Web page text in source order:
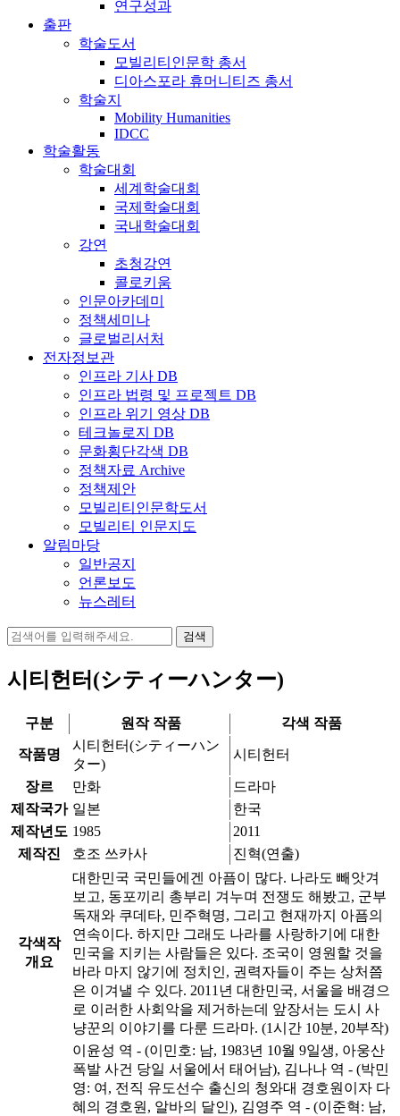
연구성과
출판
학술도서
모빌리티인문학 총서
디아스포라 휴머니티즈 총서
학술지
Mobility Humanities
IDCC
학술활동
학술대회
세계학술대회
국제학술대회
국내학술대회
강연
초청강연
콜로키움
인문아카데미
정책세미나
글로벌리서처
전자정보관
인프라 기사 DB
인프라 법령 및 프로젝트 DB
인프라 위기 영상 DB
테크놀로지 DB
문화횡단각색 DB
정책자료 Archive
정책제안
모빌리티인문학도서
모빌리티 인문지도
알림마당
일반공지
언론보도
뉴스레터
검
시티헌터(シティーハンター)
구분 원작 작품 각색 작품
작품명
시티헌터(シティーハン
ター)
시티헌터
장르 만화
드라마
제작국가 일본
한국
제작년도 1985
2011
제작진
호조 쓰카사 진혁(연출)
각색작
개요
대한민국 국민들에겐 아픔이 많다. 나라도 빼앗겨
보고, 동포끼리 총부리 겨누며 전쟁도 해봤고, 군부
독재와 쿠데타, 민주혁명, 그리고 현재까지 아픔의
연속이다. 하지만 그래도 나라를 사랑하기에 대한
민국을 지키는 사람들은 있다. 조국이 영원할 것을
바라 마지 않기에 정치인, 권력자들이 주는 상처쯤
은 이겨낼 수 있다. 2011년 대한민국, 서울을 배경으
로 이러한 사회악을 제거하는데 앞장서는 도시 사
냥꾼의 이야기를 다룬 드라마. (1시간 10분, 20부작)
이윤성 역 - (이민호: 남, 1983년 10월 9일생, 아웅산
폭발 사건 당일 서울에서 태어남), 김나나 역 - (박민
영: 여, 전직 유도선수 출신의 청와대 경호원이자 다
혜의 경호원, 알바의 달인), 김영주 역 - (이준혁: 남,